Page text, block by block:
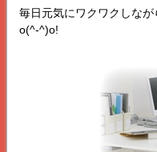
毎日元気にワクワクしな
o(^-^)o!